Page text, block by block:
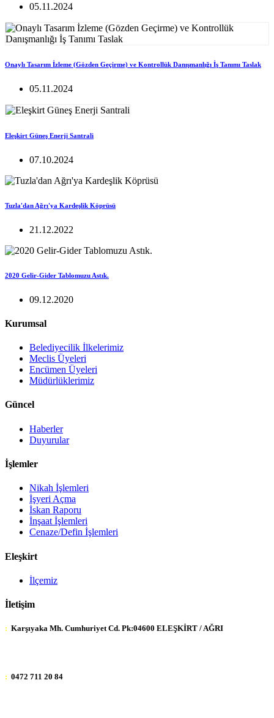
05.11.2024
Onaylı Tasarım İzleme (Gözden Geçirme) ve Kontrollük Danışmanlığı İş Tanımı Taslak
05.11.2024
Eleşkirt Güneş Enerji Santrali
07.10.2024
Tuzla'dan Ağrı'ya Kardeşlik Köprüsü
21.12.2022
2020 Gelir-Gider Tablomuzu Astık.
09.12.2020
Kurumsal
Belediyecilik İlkelerimiz
Meclis Üyeleri
Encümen Üyeleri
Müdürlüklerimiz
Güncel
Haberler
Duyurular
İşlemler
Nikah İşlemleri
İşyeri Açma
İskan Raporu
İnşaat İşlemleri
Cenaze/Defin İşlemleri
Eleşkirt
İlçemiz
İletişim
: Karşıyaka Mh. Cumhuriyet Cd. Pk:04600 ELEŞKİRT / AĞRI
: 0472 711 20 84